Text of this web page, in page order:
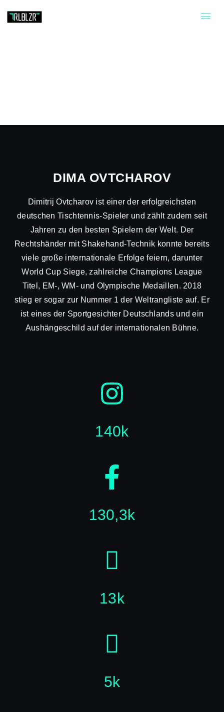
DIMA OVTCHAROV
Dimitrij Ovtcharov ist einer der erfolgreichsten
deutschen Tischtennis-Spieler und zählt zudem seit
Jahren zu den besten Spielern der Welt. Der
Rechtshänder mit Shakehand-Technik konnte bereits
viele große internationale Erfolge feiern, darunter
World Cup Siege, zahlreiche Champions League
Titel, EM-, WM- und Olympische Medaillen. 2018
stieg er sogar zur Nummer 1 der Weltrangliste auf. Er
ist eines der Sportgesichter Deutschlands und ein
Aushängeschild auf der internationalen Bühne.
140k
130,3k
13k
5k